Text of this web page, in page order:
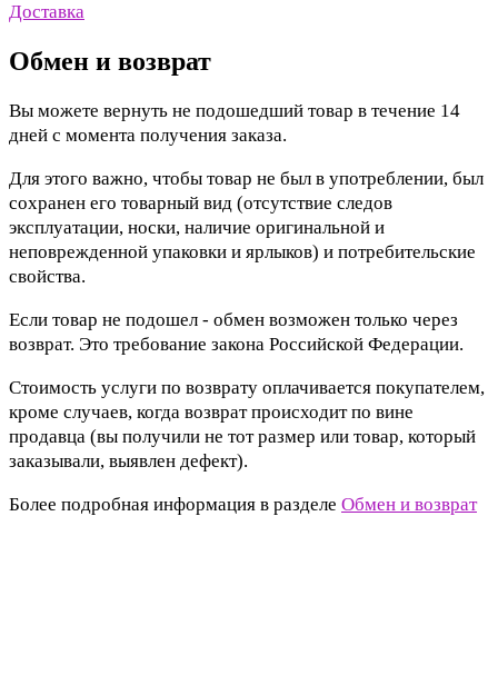
Доставка
Обмен и возврат
Вы можете вернуть не подошедший товар в течение 14
дней с момента получения заказа.
Для этого важно, чтобы товар не был в употреблении, был
сохранен его товарный вид (отсутствие следов
эксплуатации, носки, наличие оригинальной и
неповрежденной упаковки и ярлыков) и потребительские
свойства.
Если товар не подошел - обмен возможен только через
возврат. Это требование закона Российской Федерации.
Стоимость услуги по возврату оплачивается покупателем,
кроме случаев, когда возврат происходит по вине
продавца (вы получили не тот размер или товар, который
заказывали, выявлен дефект).
Более подробная информация в разделе Обмен и возврат